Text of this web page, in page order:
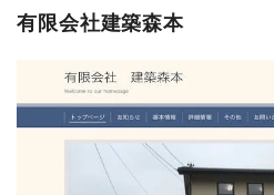
有限会社建築森本